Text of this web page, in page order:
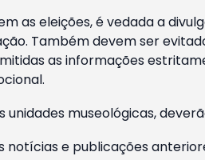
as eleições, é vedada a
Também devem ser
as informações
unidades museológicas,
e publicações